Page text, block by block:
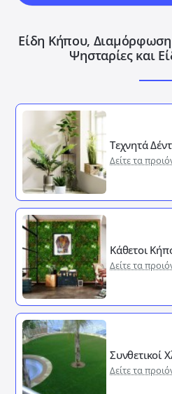
Είδη Κήπου,
Ψησταρίες και
Τεχνητά
Δείτε τα
Κάθετοι
Δείτε τα
Συνθετικοί
Δείτε τα